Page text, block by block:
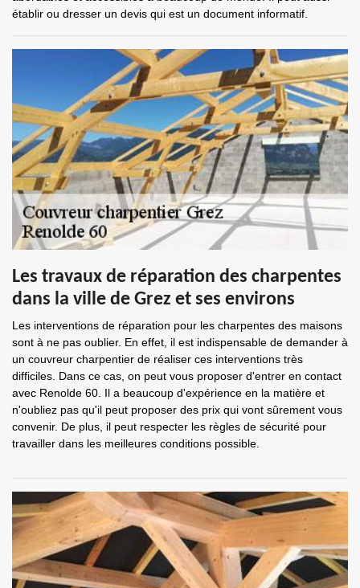
établir ou dresser un devis qui est un document informatif.
Les travaux de réparation des charpentes
dans la ville de Grez et ses environs
Les interventions de réparation pour les charpentes des maisons
sont à ne pas oublier. En effet, il est indispensable de demander à
un couvreur charpentier de réaliser ces interventions très
difficiles. Dans ce cas, on peut vous proposer d'entrer en contact
avec Renolde 60. Il a beaucoup d'expérience en la matière et
n'oubliez pas qu'il peut proposer des prix qui vont sûrement vous
convenir. De plus, il peut respecter les règles de sécurité pour
travailler dans les meilleures conditions possible.